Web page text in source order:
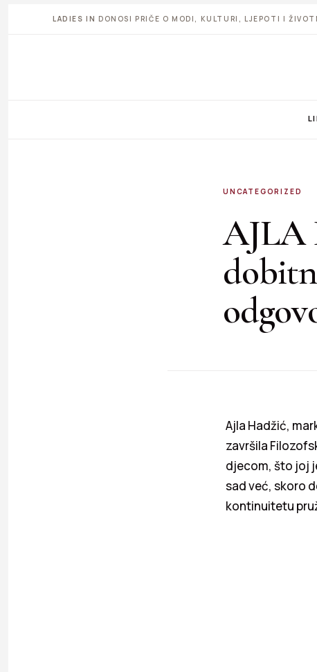
LADIES IN DONOSI PRIČE O MODI, KULTURI, LJEPOTI I
UNCATEGORIZED
Ajla Hadžić,
završila
djecom, što joj
sad već, skoro
kontinuitetu